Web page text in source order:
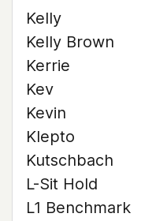
Kelly
Kelly Brown
Kerrie
Kev
Kevin
Klepto
Kutschbach
L-Sit Hold
L1 Benchmark